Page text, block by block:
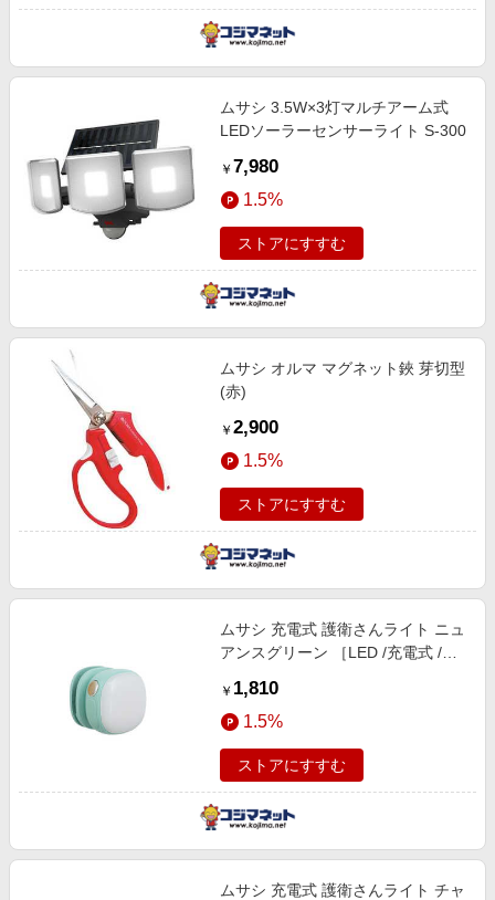
ムサシ 3.5W×3灯マルチアーム式
LEDソーラーセンサーライト S-300
￥ 7,980
1.5%
ストアにすすむ
ムサシ オルマ マグネット鋏 芽切型
(赤)
￥ 2,900
1.5%
ストアにすすむ
ムサシ 充電式 護衛さんライト ニュ
アンスグリーン ［LED /充電式 /防
￥ 1,810
1.5%
ストアにすすむ
ムサシ 充電式 護衛さんライト チャ